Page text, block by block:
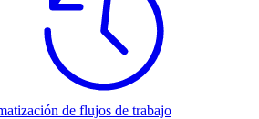
de flujos de trabajo